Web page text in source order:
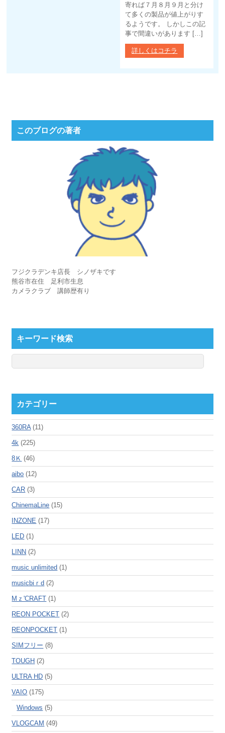
寄れば７月８月９月と分け
て多くの製品が値上がりす
るようです。 しかしこの記
事で間違いがあります […]
詳しくはコチラ
このブログの著者
フジクラデンキ店長 シノザキです
熊谷市在住 足利市生息
カメラクラブ 講師歴有り
キーワード検索
カテゴリー
360RA(11)
4k (225)
8Ｋ (46)
aibo (12)
CAR (3)
ChinemaLine (15)
INZONE (17)
LED (1)
LINN (2)
music unlimited (1)
musicbiｒd (2)
Mｚ'CRAFT (1)
REON POCKET (2)
REONPOCKET (1)
SIMフリー (8)
TOUGH (2)
ULTRA HD (5)
VAIO (175)
Windows (5)
VLOGCAM (49)